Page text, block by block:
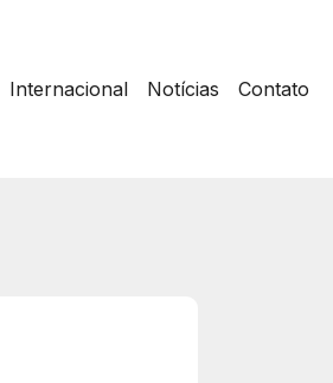
Internacional Notícias Contato